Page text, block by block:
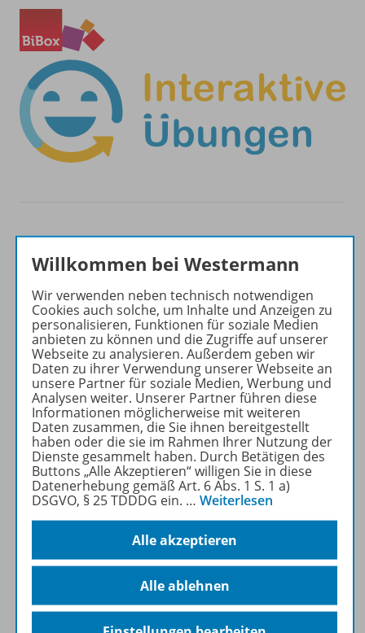
Produktinformationen
Beschreibung
Zugehörige Produkte
Planungshilfen
Ergänzende Materialien
Willkommen bei Westermann
Wir verwenden neben technisch notwendigen
Cookies auch solche, um Inhalte und Anzeigen zu
personalisieren, Funktionen für soziale Medien
anbieten zu können und die Zugriffe auf unserer
Webseite zu analysieren. Außerdem geben wir
Daten zu ihrer Verwendung unserer Webseite an
unsere Partner für soziale Medien, Werbung und
Analysen weiter. Unserer Partner führen diese
Informationen möglicherweise mit weiteren
Daten zusammen, die Sie ihnen bereitgestellt
haben oder die sie im Rahmen Ihrer Nutzung der
Dienste gesammelt haben. Durch Betätigen des
Buttons „Alle Akzeptieren“ willigen Sie in diese
Datenerhebung gemäß Art. 6 Abs. 1 S. 1 a)
DSGVO, § 25 TDDDG ein. … Weiterlesen
Alle akzeptieren
Alle ablehnen